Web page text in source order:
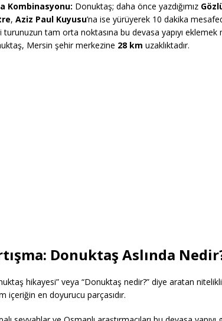
Kombinasyonu: Donuktaş; daha önce yazdığımız
, Aziz Paul Kuyusu’na ise yürüyerek 10 dakika
tam orta noktasına bu devasa yapıyı
Mersin şehir merkezine 28 km uzaklıktadır.
Donuktaş Aslında
hikayesi” veya “Donuktaş nedir?” diye aratan
içeriğin en doyurucu parçasıdır.